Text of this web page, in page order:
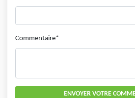
Commentaire*
ENVOYER VOTRE